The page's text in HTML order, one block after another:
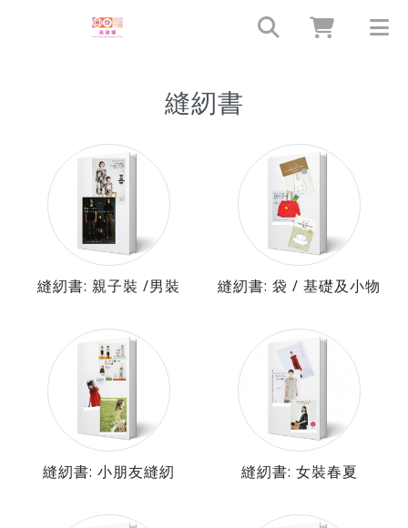
縫紉書
縫紉書: 親子裝 /男裝 縫紉書: 袋 / 基礎及小物
縫紉書: 小朋友縫紉 縫紉書: 女裝春夏